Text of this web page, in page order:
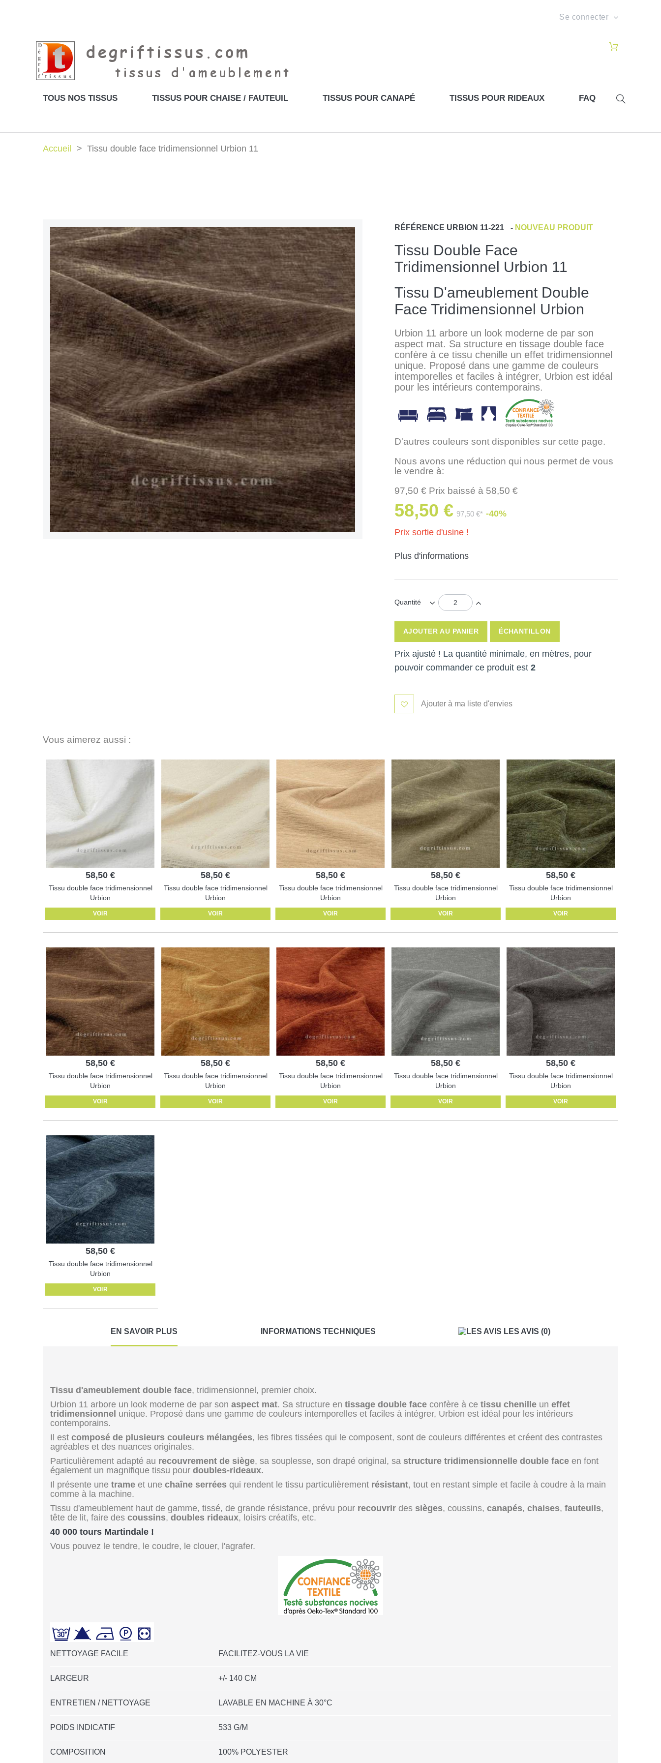
Se connecter
TOUS NOS TISSUS TISSUS POUR CHAISE / FAUTEUIL TISSUS POUR CANAPÉ TISSUS POUR RIDEAUX FAQ
Accueil Tissu double face tridimensionnel Urbion 11
RÉFÉRENCE URBION 11-221 - NOUVEAU PRODUIT
Tissu Double Face
Tridimensionnel Urbion 11
Tissu D'ameublement Double
Face Tridimensionnel Urbion
Urbion 11 arbore un look moderne de par son
aspect mat. Sa structure en tissage double face
confère à ce tissu chenille un effet tridimensionnel
unique. Proposé dans une gamme de couleurs
intemporelles et faciles à intégrer, Urbion est idéal
pour les intérieurs contemporains.
D'autres couleurs sont disponibles sur cette page.
Nous avons une réduction qui nous permet de vous
le vendre à:
97,50 € Prix baissé à 58,50 €
58,50 € 97,50 €* -40%
Prix sortie d'usine !
Plus d'informations
Quantité
AJOUTER AU PANIER ÉCHANTILLON
Prix ajusté ! La quantité minimale, en mètres, pour
pouvoir commander ce produit est 2
Ajouter à ma liste d'envies
Vous aimerez aussi :
58,50 €
Tissu double face tridimensionnel
Urbion
VOIR
58,50 €
Tissu double face tridimensionnel
Urbion
VOIR
58,50 €
Tissu double face tridimensionnel
Urbion
VOIR
58,50 €
Tissu double face tridimensionnel
Urbion
VOIR
58,50 €
Tissu double face tridimensionnel
Urbion
VOIR
58,50 €
Tissu double face tridimensionnel
Urbion
VOIR
58,50 €
Tissu double face tridimensionnel
Urbion
VOIR
58,50 €
Tissu double face tridimensionnel
Urbion
VOIR
58,50 €
Tissu double face tridimensionnel
Urbion
VOIR
58,50 €
Tissu double face tridimensionnel
Urbion
VOIR
58,50 €
Tissu double face tridimensionnel
Urbion
VOIR
EN SAVOIR PLUS INFORMATIONS TECHNIQUES LES AVIS (0)
Tissu d'ameublement double face, tridimensionnel, premier choix.
Urbion 11 arbore un look moderne de par son aspect mat. Sa structure en tissage double face confère à ce tissu chenille un effet
tridimensionnel unique. Proposé dans une gamme de couleurs intemporelles et faciles à intégrer, Urbion est idéal pour les intérieurs
contemporains.
Il est composé de plusieurs couleurs mélangées, les fibres tissées qui le composent, sont de couleurs différentes et créent des contrastes
agréables et des nuances originales.
Particulièrement adapté au recouvrement de siège, sa souplesse, son drapé original, sa structure tridimensionnelle double face en font
également un magnifique tissu pour doubles-rideaux.
Il présente une trame et une chaîne serrées qui rendent le tissu particulièrement résistant, tout en restant simple et facile à coudre à la main
comme à la machine.
Tissu d'ameublement haut de gamme, tissé, de grande résistance, prévu pour recouvrir des sièges, coussins, canapés, chaises, fauteuils,
tête de lit, faire des coussins, doubles rideaux, loisirs créatifs, etc.
40 000 tours Martindale !
Vous pouvez le tendre, le coudre, le clouer, l'agrafer.
NETTOYAGE FACILE FACILITEZ-VOUS LA VIE
LARGEUR +/- 140 CM
ENTRETIEN / NETTOYAGE LAVABLE EN MACHINE À 30°C
POIDS INDICATIF 533 G/M
COMPOSITION 100% POLYESTER